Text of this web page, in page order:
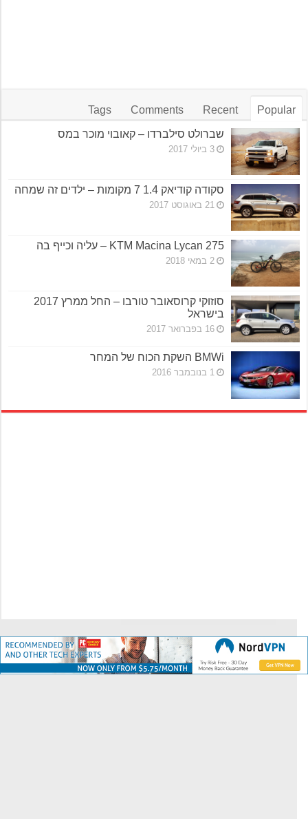
Popular
Recent
Comments
Tags
שברולט סילברדו – קאובוי מוכר במס
3 ביולי 2017
סקודה קודיאק 1.4 7 מקומות – ילדים זה שמחה
21 באוגוסט 2017
KTM Macina Lycan 275 – עליה וכייף בה
2 במאי 2018
סוזוקי קרוסאובר טורבו – החל ממרץ 2017
בישראל
16 בפברואר 2017
BMWi השקת הכוח של המחר
1 בנובמבר 2016